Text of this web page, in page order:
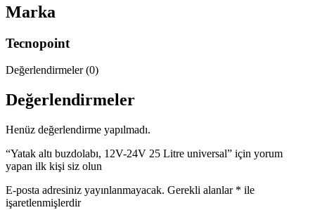
Marka
Tecnopoint
Değerlendirmeler (0)
Değerlendirmeler
Henüz değerlendirme yapılmadı.
“Yatak altı buzdolabı, 12V-24V 25 Litre universal” için yorum
yapan ilk kişi siz olun
E-posta adresiniz yayınlanmayacak. Gerekli alanlar * ile
işaretlenmişlerdir